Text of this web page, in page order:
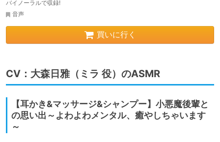
バイノーラルで収録!
音声
買いに行く
CV：大森日雅（ミラ 役）のASMR
【耳かき&マッサージ&シャンプー】小悪魔後輩と
の思い出～よわよわメンタル、癒やしちゃいます
～